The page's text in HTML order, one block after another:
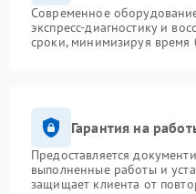
Современное
экспресс-диагностику и
сроки, минимизируя время
Гарантия на
Предоставляется
выполненные работы и
защищает клиента от